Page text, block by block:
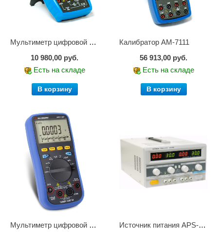
Мультиметр цифровой АМ-1083
10 980,00 руб.
Есть на складе
В корзину
Калибратор АМ-7111
56 913,00 руб.
Есть на складе
В корзину
Мультиметр цифровой АММ-1221
Источник питания APS-2236